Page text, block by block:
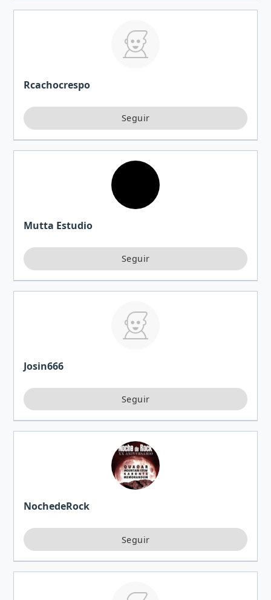
Rcachocrespo
Mutta Estudio
Josin666
NochedeRock